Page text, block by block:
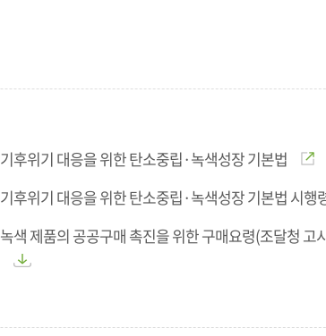
기후위기 대응을 위한 탄소중립·녹색성장 기본법
기후위기 대응을 위한 탄소중립·녹색성장 기본법 시행
녹색 제품의 공공구매 촉진을 위한 구매요령(조달청 고